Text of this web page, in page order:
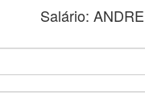
Salário: